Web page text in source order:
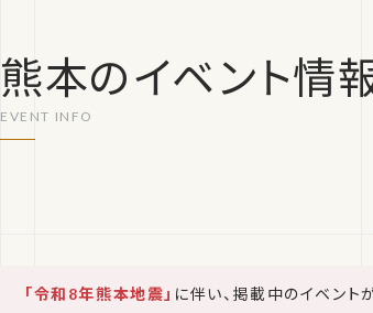
熊本のイベント情
「令和8年熊本地震」 に伴い、掲載中のイベント